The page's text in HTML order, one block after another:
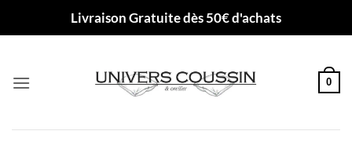
Livraison Gratuite dès 50€ d'achats
0